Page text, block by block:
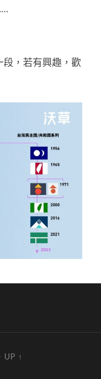
段，若有興趣，歡
UP ↑